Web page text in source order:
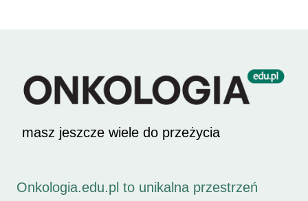
masz jeszcze wiele do przeżycia
Onkologia.edu.pl to unikalna przestrzeń